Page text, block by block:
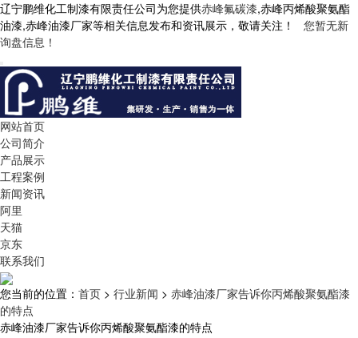
辽宁鹏维化工制漆有限责任公司为您提供赤峰氟碳漆,赤峰丙烯酸聚氨酯
油漆,赤峰油漆厂家等相关信息发布和资讯展示，敬请关注！ 您暂无新
询盘信息！
网站首页
公司简介
产品展示
工程案例
新闻资讯
阿里
天猫
京东
联系我们
您当前的位置： 首页 > 行业新闻 > 赤峰油漆厂家告诉你丙烯酸聚氨酯漆
的特点
赤峰油漆厂家告诉你丙烯酸聚氨酯漆的特点